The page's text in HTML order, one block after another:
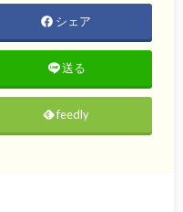
シェア
送る
feedly